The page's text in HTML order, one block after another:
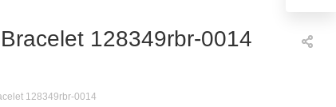
128349rbr-0014
128349rbr-0014